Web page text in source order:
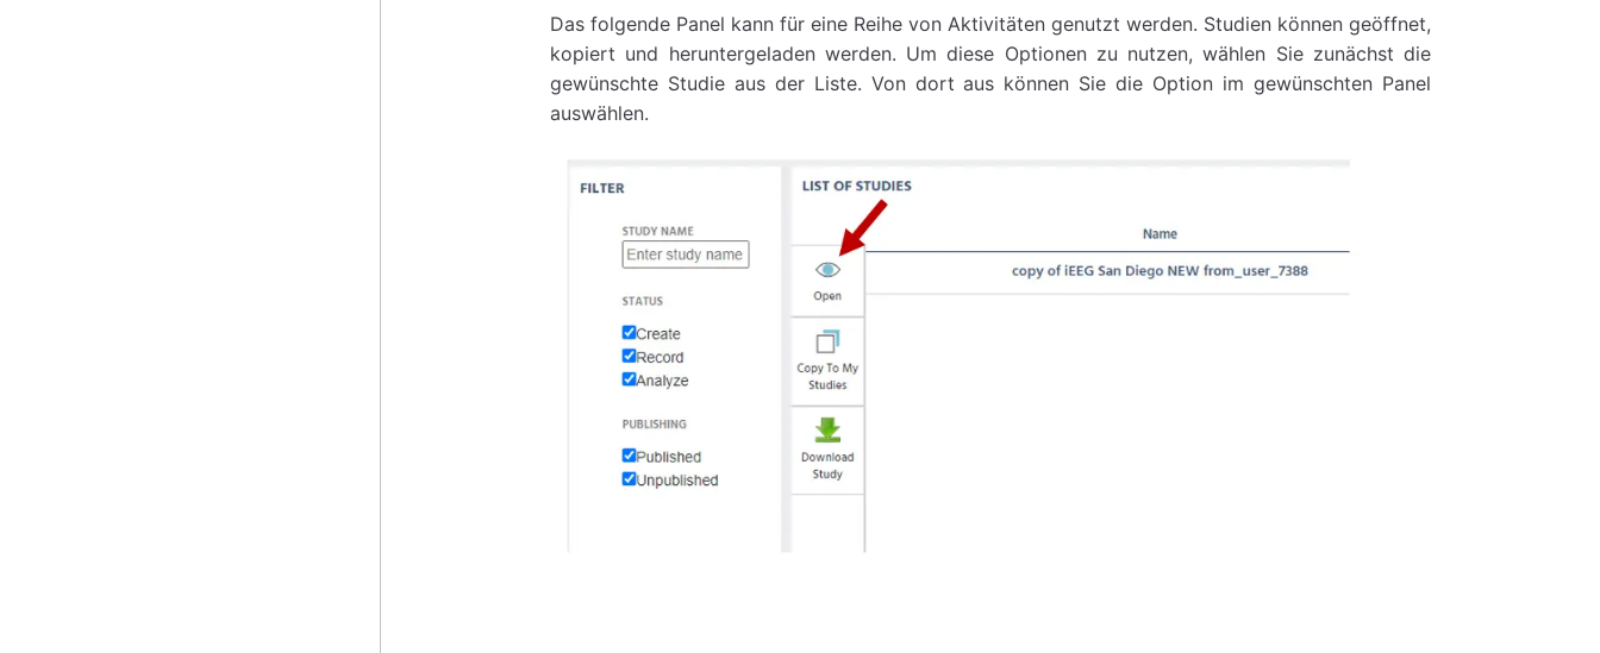
Das folgende Panel kann für eine Reihe von Aktivitäten genutzt werden. Studien können geöffnet,
kopiert und heruntergeladen werden. Um diese Optionen zu nutzen, wählen Sie zunächst die
gewünschte Studie aus der Liste. Von dort aus können Sie die Option im gewünschten Panel
auswählen.